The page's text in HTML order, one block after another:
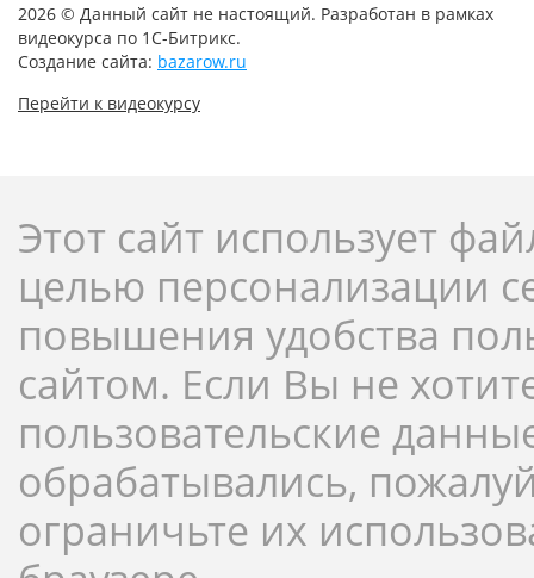
2026 © Данный сайт не настоящий. Разработан в рамках
видеокурса по 1С-Битрикс.
Создание сайта: bazarow.ru
Перейти к видеокурсу
Этот сайт использует
целью персонализации
повышения удобства
сайтом. Если Вы не
пользовательские
обрабатывались,
ограничьте их